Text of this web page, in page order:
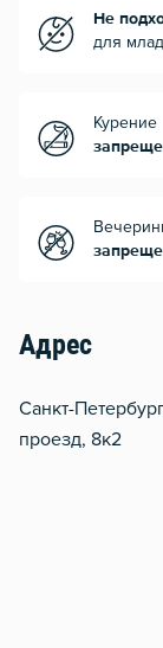
Не
для
Курение
Адрес
Санкт-
проезд, 8к2